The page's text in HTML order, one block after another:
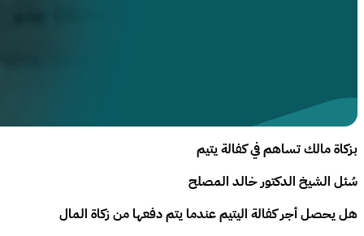
بزكاة مالك تساهم في كفالة يتيم
سُئل الشيخ الدكتور خالد المصلح
هل يحصل أجر كفالة اليتيم عندما يتم دفعها من زكاة المال